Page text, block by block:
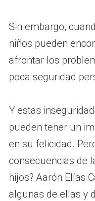
Sin embargo,
niños pueden
afrontar los
poca seguridad
Y estas
pueden tener un
en su felicidad.
consecuencias de
hijos? Aarón Elías
algunas de ellas y